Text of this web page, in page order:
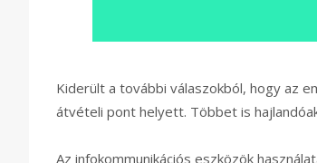
Kiderült a további válaszokból, hogy az
átvételi pont helyett. Többet is
Az infokommunikációs eszközök